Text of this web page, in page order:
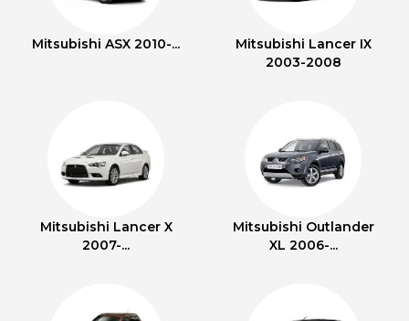
Mitsubishi ASX 2010-...
Mitsubishi Lancer IX
2003-2008
Mitsubishi Lancer X
2007-...
Mitsubishi Outlander
XL 2006-...